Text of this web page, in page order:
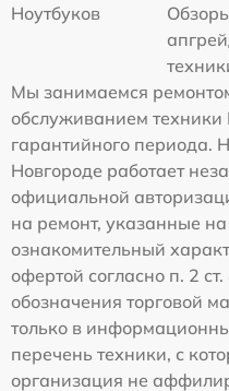
Ноутбуков
Мы занимаемся
обслуживанием техники
гарантийного периода.
Новгороде работает
официальной
на ремонт, указанные
ознакомительный
офертой согласно п. 2
обозначения торговой
только в
перечень техники, с
организация не